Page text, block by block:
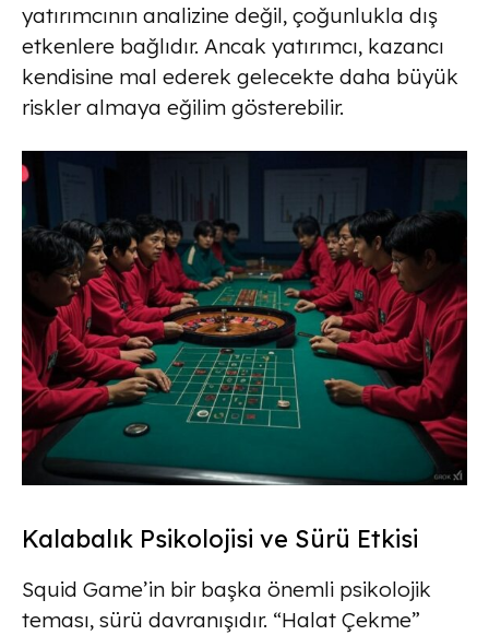
yatırımcının analizine değil, çoğunlukla dış
etkenlere bağlıdır. Ancak yatırımcı, kazancı
kendisine mal ederek gelecekte daha büyük
riskler almaya eğilim gösterebilir.
Kalabalık Psikolojisi ve Sürü Etkisi
Squid Game’in bir başka önemli psikolojik
teması, sürü davranışıdır. “Halat Çekme”